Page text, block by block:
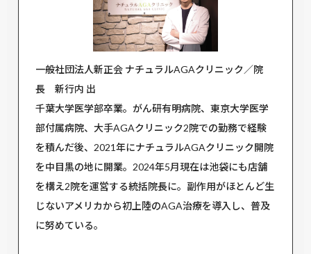
一般社団法人新正会 ナチュラルAGAクリニック／院
長 新行内 出
千葉大学医学部卒業。がん研有明病院、東京大学医学
部付属病院、大手AGAクリニック2院での勤務で経験
を積んだ後、2021年にナチュラルAGAクリニック開院
を中目黒の地に開業。2024年5月現在は池袋にも店舗
を構え2院を運営する統括院長に。副作用がほとんど生
じないアメリカから初上陸のAGA治療を導入し、普及
に努めている。